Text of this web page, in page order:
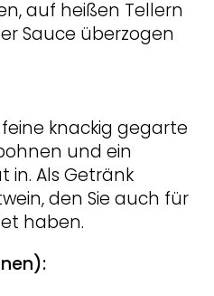
auf heißen Tellern
Sauce überzogen
knackig gegarte
und ein
in. Als Getränk
den Sie auch für
haben.